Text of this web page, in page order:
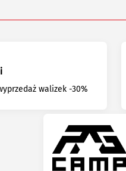
walizek -30%